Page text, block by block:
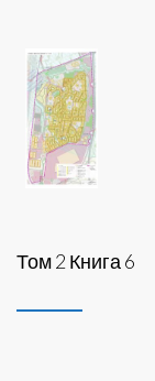
Том 2 Книга 6